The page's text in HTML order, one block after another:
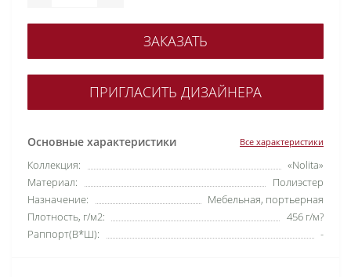
Основные характеристики Все характеристики
Коллекция:
«Nolita»
Материал:
Полиэстер
Назначение:
Мебельная, портьерная
Плотность, г/м2:
456 г/м?
Раппорт(В*Ш):
-
ЗАКАЗАТЬ
ПРИГЛАСИТЬ ДИЗАЙНЕРА